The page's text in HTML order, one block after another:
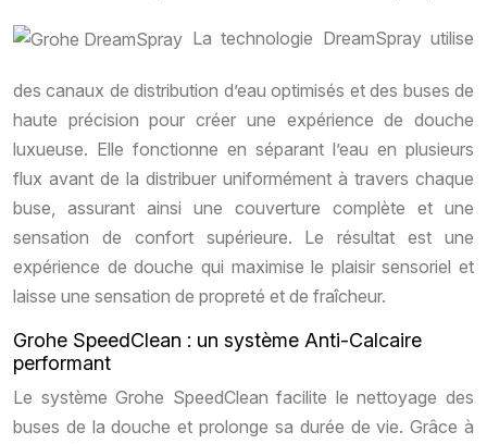
La technologie DreamSpray utilise
des canaux de distribution d’eau optimisés et des buses de
haute précision pour créer une expérience de douche
luxueuse. Elle fonctionne en séparant l’eau en plusieurs
flux avant de la distribuer uniformément à travers chaque
buse, assurant ainsi une couverture complète et une
sensation de confort supérieure. Le résultat est une
expérience de douche qui maximise le plaisir sensoriel et
laisse une sensation de propreté et de fraîcheur.
Grohe SpeedClean : un système Anti-Calcaire
performant
Le système Grohe SpeedClean facilite le nettoyage des
buses de la douche et prolonge sa durée de vie. Grâce à